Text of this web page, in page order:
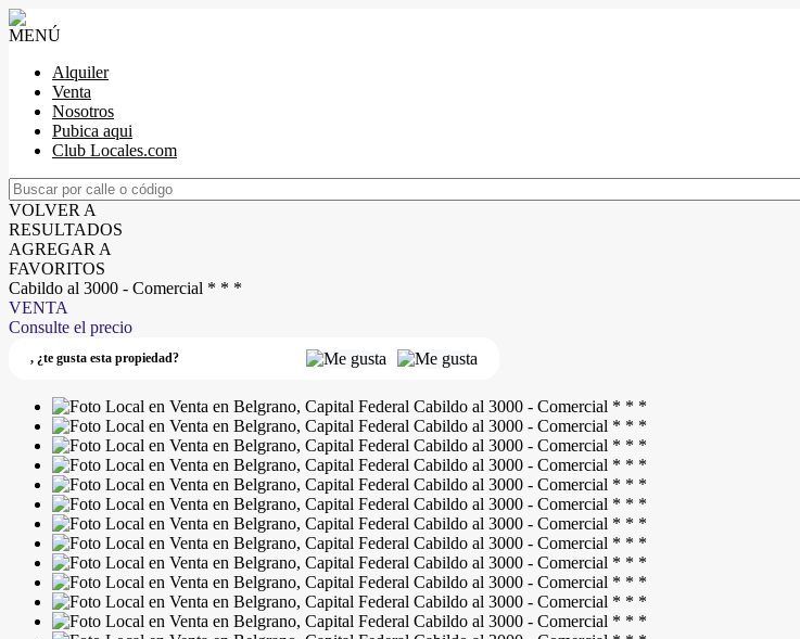
MENÚ
Alquiler
Venta
Nosotros
Pubica aqui
Club Locales.com
VOLVER A
RESULTADOS
AGREGAR A
FAVORITOS
Cabildo al 3000 - Comercial * * *
VENTA
Consulte el precio
, ¿te gusta esta propiedad?